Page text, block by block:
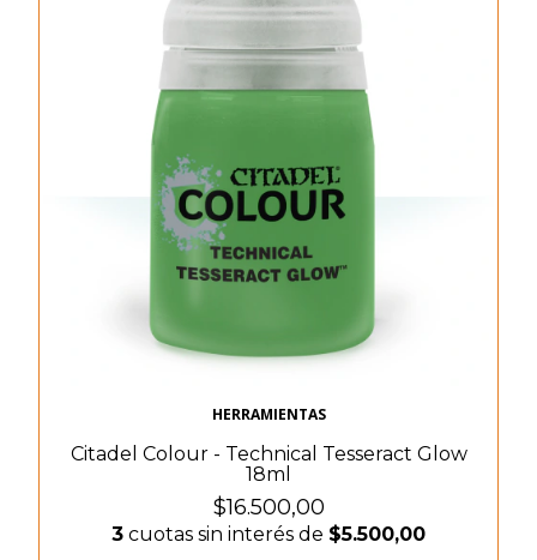
HERRAMIENTAS
Citadel Colour - Technical Tesseract Glow
18ml
$16.500,00
3 cuotas sin interés de $5.500,00